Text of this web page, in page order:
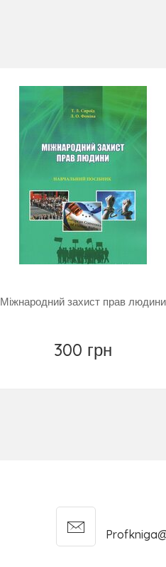
Міжнародний захист прав людини
300 грн